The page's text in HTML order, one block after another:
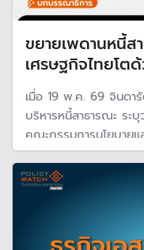
ขยายเพดานหนี้ส
เศรษฐกิจไทยโต
เมื่อ 19 พ.ค. 69 จินดา
บริหารหนี้สาธารณะ ร
คณะกรรมการนโยบายแ
เสนอแผนการบริหารห
2569 โดยเป็นการปรับ
บริหารหนี้เป็นที่จับตากันอ